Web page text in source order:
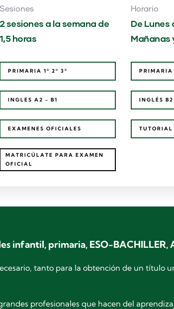
Sesiones
2 sesiones a la semana de
1,5 horas
Horario
De Lunes
Mañanas
PRIMARIA 1º 2º 3º PRIMARIA
INGLES A2 - B1 INGLÉS B2
EXAMENES OFICIALES TUTORIAL
MATRICÚLATE PARA EXAMEN
OFICIAL
infantil, primaria, ESO-BACHILLER,
tanto para la obtención de un título
profesionales que hacen del